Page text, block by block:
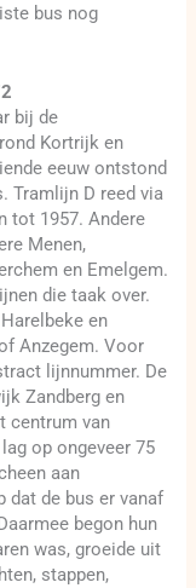
bus nog
bij de
Kortrijk en
eeuw ontstond
Tramlijn D reed via
tot 1957. Andere
Menen,
en Emelgem.
die taak over.
en
Anzegem. Voor
lijnnummer. De
Zandberg en
centrum van
op ongeveer 75
aan
dat de bus er vanaf
begon hun
was, groeide uit
stappen,